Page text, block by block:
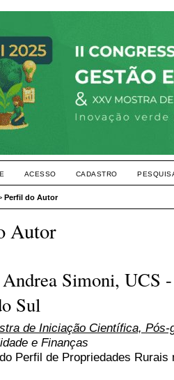
ACESSO CADASTRO
Perfil do Autor
Autor
Simoni, UCS
Sul
de Iniciação Científica,
e Finanças
Perfil de Propriedades